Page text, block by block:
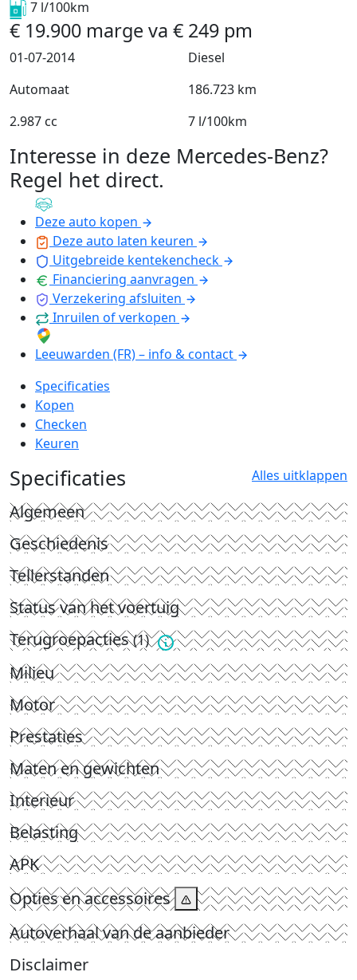
7 l/100km
€ 19.900 marge va € 249 pm
01-07-2014
Diesel
Automaat
186.723 km
2.987 cc
7 l/100km
Interesse in deze Mercedes-Benz?
Regel het direct.
Deze auto kopen
Deze auto laten keuren
Uitgebreide kentekencheck
Financiering aanvragen
Verzekering afsluiten
Inruilen of verkopen
Leeuwarden (FR) – info & contact
Specificaties
Kopen
Checken
Keuren
Specificaties Alles uitklappen
Algemeen
Geschiedenis
Tellerstanden
Status van het voertuig
Terugroepacties(1)
Milieu
Motor
Prestaties
Maten en gewichten
Interieur
Belasting
APK
Opties en accessoires
Autoverhaal van de aanbieder
Disclaimer